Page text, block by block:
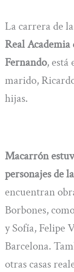
La carrera de
Real Academia
Fernando, está
marido,
hijas.
Macarrón
personajes de
encuentran
Borbones,
y Sofía, Felipe
Barcelona.
otras casas